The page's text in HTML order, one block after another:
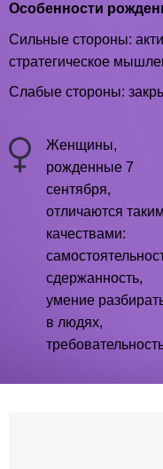
Особенности
Сильные стороны:
стратегическое
Слабые стороны:
Женщины,
рожденные 7
сентября,
отличаются
качествами:
сдержанность,
умение
в людях,